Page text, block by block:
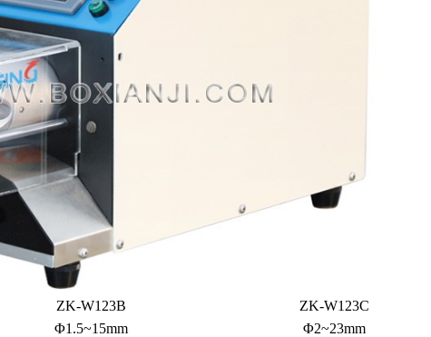
ZK-W123B
ZK-W123C
Φ1.5~15mm
Φ2~23mm